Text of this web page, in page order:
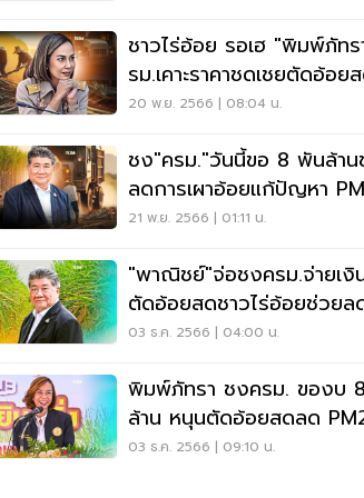
ชาวไร่อ้อย รอเฮ "พิมพ์ภัท
รม.เคาะราคาชดเชยตัดอ้อย
บาท/ตัน
20 พ.ย. 2566 | 08:04 น.
ชง"ครม."วันนี้ขอ 8 พันล้าน
ลดการเผาอ้อยแก้ปัญหา
21 พ.ย. 2566 | 01:11 น.
"พาณิชย์"จ่อชงครม.จ่ายเงิ
ตัดอ้อยสดชาวไร่อ้อยช่วยล
2.5
03 ธ.ค. 2566 | 04:00 น.
พิมพ์ภัทรา ชงครม. ของบ
ล้าน หนุนตัดอ้อยสดลด
03 ธ.ค. 2566 | 09:10 น.